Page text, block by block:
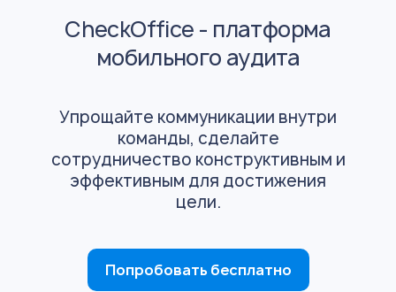
CheckOffice - платформа
мобильного аудита
Упрощайте коммуникации внутри
команды, сделайте
сотрудничество конструктивным и
эффективным для достижения
цели.
Попробовать бесплатно